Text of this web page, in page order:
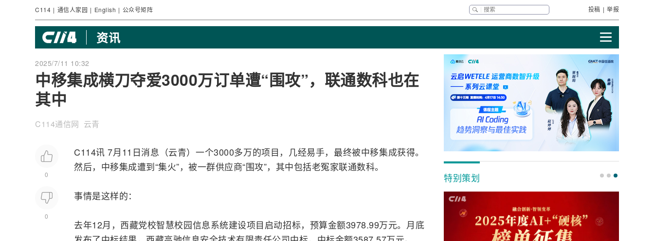
C114 | 通信人家园 | English | 公众号矩阵 投稿 | 举报
资讯
2025/7/11 10:32
中移集成横刀夺爱3000万订单遭“围攻”，联通数科也在
其中
C114通信网 云青
0
0
C114讯 7月11日消息（云青）一个3000多万的项目，几经易手，最终被中移集成获得。
然后，中移集成遭到“集火”，被一群供应商“围攻”，其中包括老冤家联通数科。
事情是这样的：
去年12月，西藏党校智慧校园信息系统建设项目启动招标，预算金额3978.99万元。月底
特别策划